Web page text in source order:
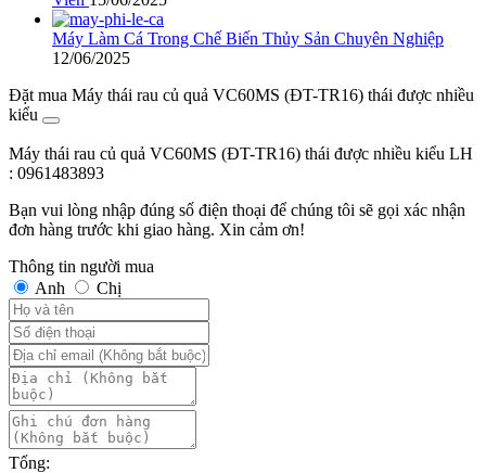
Máy Làm Cá Trong Chế Biến Thủy Sản Chuyên Nghiệp
12/06/2025
Đặt mua Máy thái rau củ quả VC60MS (ĐT-TR16) thái được nhiều
kiểu
Máy thái rau củ quả VC60MS (ĐT-TR16) thái được nhiều kiểu LH
: 0961483893
Bạn vui lòng nhập đúng số điện thoại để chúng tôi sẽ gọi xác nhận
đơn hàng trước khi giao hàng. Xin cảm ơn!
Thông tin người mua
Anh
Chị
Tổng: